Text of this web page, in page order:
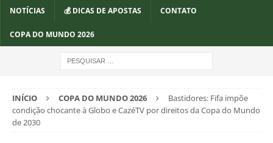
NOTÍCIAS 💰 DICAS DE APOSTAS CONTATO
COPA DO MUNDO 2026
INÍCIO COPA DO MUNDO 2026
Bastidores: Fifa impõe
condição chocante à Globo e CazéTV por direitos da Copa do Mundo
de 2030